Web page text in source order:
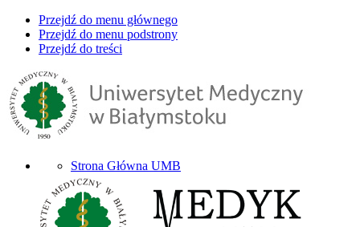
Przejdź do menu głównego
Przejdź do menu podstrony
Przejdź do treści
Strona Główna UMB